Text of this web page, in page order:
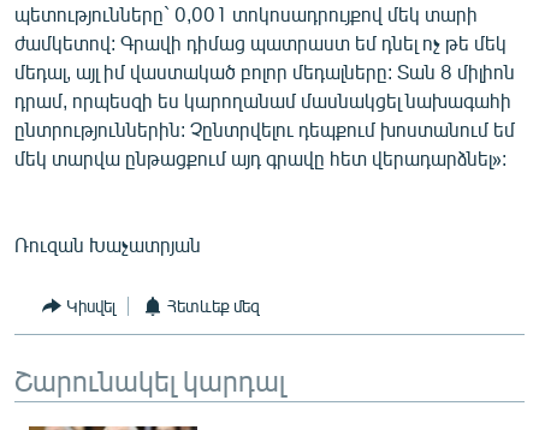
պետությունները` 0,001 տոկոսադրույքով մեկ տարի
ժամկետով: Գրավի դիմաց պատրաստ եմ դնել ոչ թե մեկ
մեդալ, այլ իմ վաստակած բոլոր մեդալները: Տան 8 միլիոն
դրամ, որպեսզի ես կարողանամ մասնակցել նախագահի
ընտրություններին: Չընտրվելու դեպքում խոստանում եմ
մեկ տարվա ընթացքում այդ գրավը հետ վերադարձնել»:
Ռուզան Խաչատրյան
Կիսվել Հետևեք մեզ
Շարունակել կարդալ